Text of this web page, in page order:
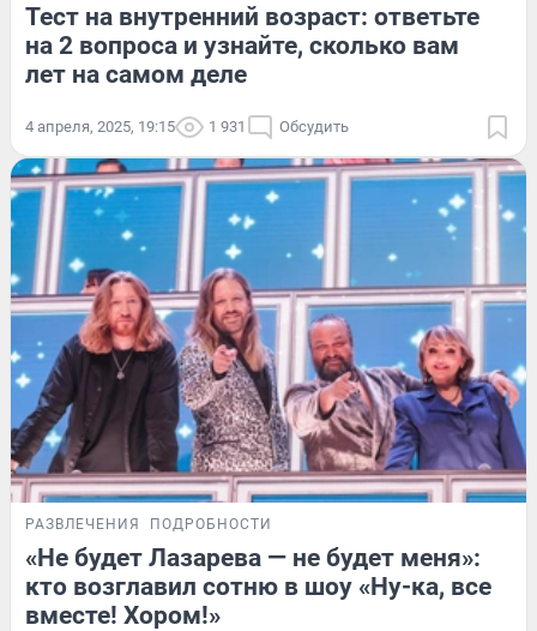
Тест на внутренний возраст: ответьте
на 2 вопроса и узнайте, сколько вам
лет на самом деле
4 апреля, 2025, 19:15 1 931 Обсудить
РАЗВЛЕЧЕНИЯ ПОДРОБНОСТИ
«Не будет Лазарева — не будет меня»:
кто возглавил сотню в шоу «Ну-ка, все
вместе! Хором!»